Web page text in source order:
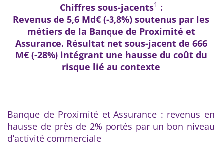
Chiffres sous-jacents1 :
Revenus de 5,6 Md€ (-3,8%) soutenus par les
métiers de la Banque de Proximité et
Assurance. Résultat net sous-jacent de 666
M€ (-28%) intégrant une hausse du coût du
risque lié au contexte
Banque de Proximité et Assurance : revenus en
hausse de près de 2% portés par un bon niveau
d’activité commerciale